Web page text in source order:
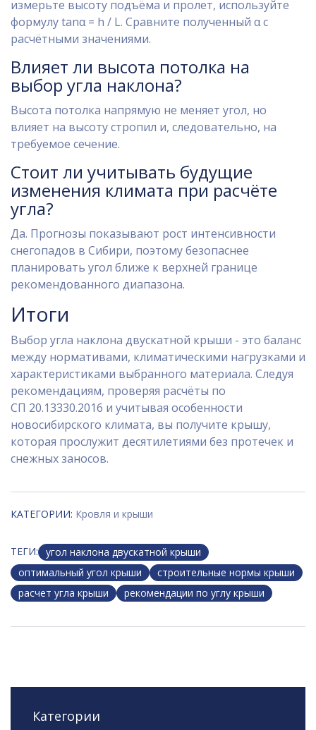
измерьте высоту подъёма и пролет, используйте
формулу tanα = h / L. Сравните полученный α с
расчётными значениями.
Влияет ли высота потолка на
выбор угла наклона?
Высота потолка напрямую не меняет угол, но
влияет на высоту стропил и, следовательно, на
требуемое сечение.
Стоит ли учитывать будущие
изменения климата при расчёте
угла?
Да. Прогнозы показывают рост интенсивности
снегопадов в Сибири, поэтому безопаснее
планировать угол ближе к верхней границе
рекомендованного диапазона.
Итоги
Выбор угла наклона двускатной крыши - это баланс
между нормативами, климатическими нагрузками и
характеристиками выбранного материала. Следуя
рекомендациям, проверяя расчёты по
СП 20.13330.2016 и учитывая особенности
новосибирского климата, вы получите крышу,
которая прослужит десятилетиями без протечек и
снежных заносов.
КАТЕГОРИИ: Кровля и крыши
ТЕГИ:
угол наклона двускатной крыши
оптимальный угол крыши
строительные нормы крыши
расчет угла крыши
рекомендации по углу крыши
Категории